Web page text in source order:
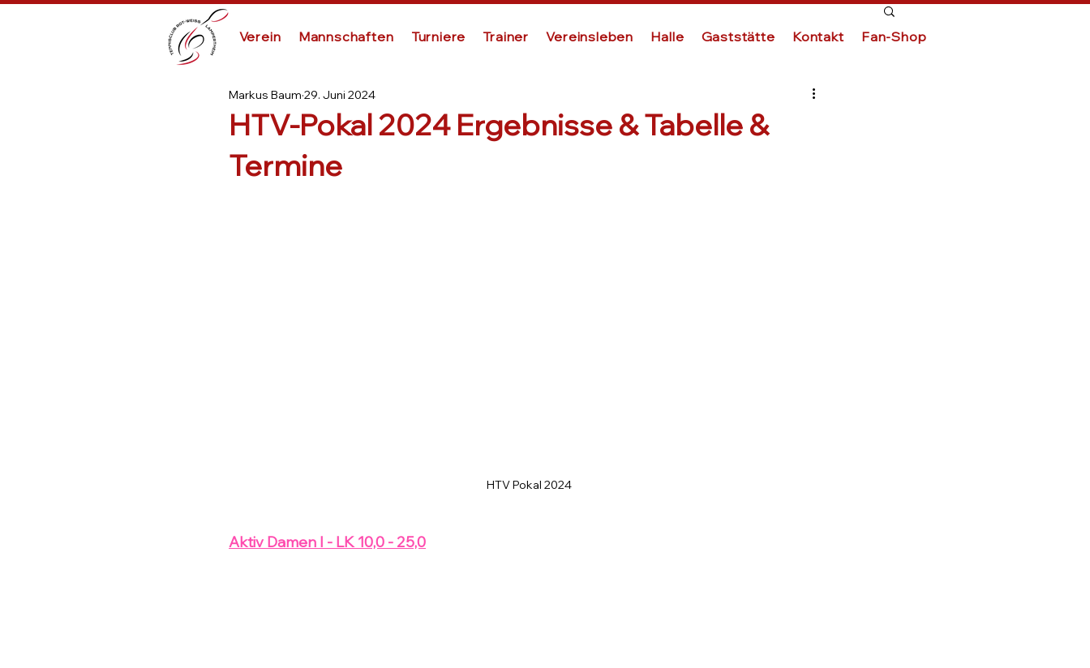
Verein Mannschaften Turniere Trainer Vereinsleben Halle Gaststätte Kontakt Fan-Shop
HTV-Pokal 2024 Ergebnisse & Tabelle &
Termine
Markus Baum 29. Juni 2024
HTV Pokal 2024
Aktiv Damen I - LK 10,0 - 25,0